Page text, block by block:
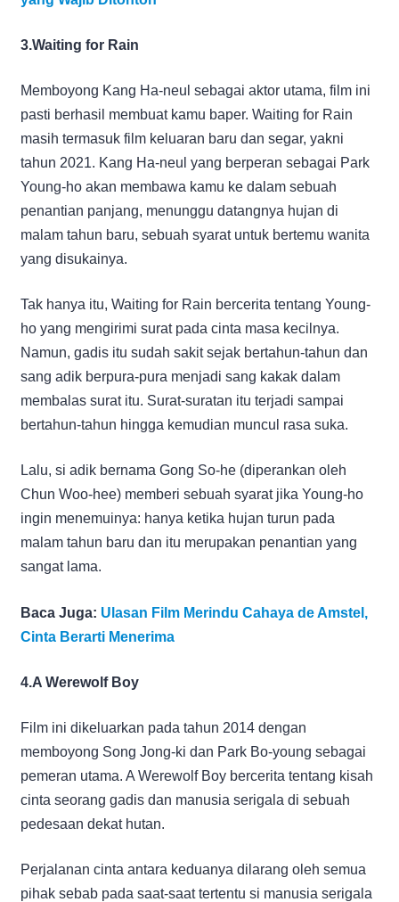
3.Waiting for Rain
Memboyong Kang Ha-neul sebagai aktor utama, film ini
pasti berhasil membuat kamu baper. Waiting for Rain
masih termasuk film keluaran baru dan segar, yakni
tahun 2021. Kang Ha-neul yang berperan sebagai Park
Young-ho akan membawa kamu ke dalam sebuah
penantian panjang, menunggu datangnya hujan di
malam tahun baru, sebuah syarat untuk bertemu wanita
yang disukainya.
Tak hanya itu, Waiting for Rain bercerita tentang Young-
ho yang mengirimi surat pada cinta masa kecilnya.
Namun, gadis itu sudah sakit sejak bertahun-tahun dan
sang adik berpura-pura menjadi sang kakak dalam
membalas surat itu. Surat-suratan itu terjadi sampai
bertahun-tahun hingga kemudian muncul rasa suka.
Lalu, si adik bernama Gong So-he (diperankan oleh
Chun Woo-hee) memberi sebuah syarat jika Young-ho
ingin menemuinya: hanya ketika hujan turun pada
malam tahun baru dan itu merupakan penantian yang
sangat lama.
Baca Juga: Ulasan Film Merindu Cahaya de Amstel,
Cinta Berarti Menerima
4.A Werewolf Boy
Film ini dikeluarkan pada tahun 2014 dengan
memboyong Song Jong-ki dan Park Bo-young sebagai
pemeran utama. A Werewolf Boy bercerita tentang kisah
cinta seorang gadis dan manusia serigala di sebuah
pedesaan dekat hutan.
Perjalanan cinta antara keduanya dilarang oleh semua
pihak sebab pada saat-saat tertentu si manusia serigala